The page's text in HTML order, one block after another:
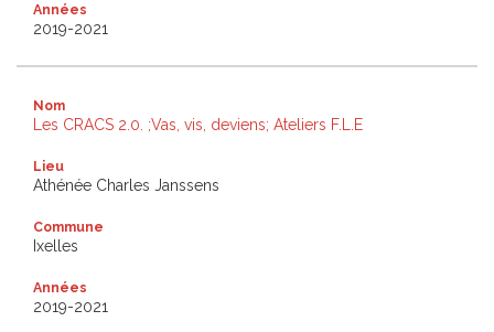
Années
2019-2021
Nom
Les CRACS 2.0. ;Vas, vis, deviens; Ateliers F.L.E
Lieu
Athénée Charles Janssens
Commune
Ixelles
Années
2019-2021